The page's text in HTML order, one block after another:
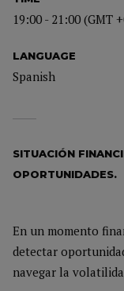
19:00 - 21:00 (GMT
LANGUAGE
Spanish
SITUACIÓN
OPORTUNIDADES.
En un momento
detectar
navegar la